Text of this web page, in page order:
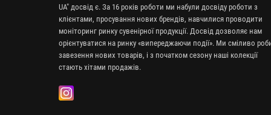
UA" досвід є. За 16 років роботи ми набули досвіду роботи з
клієнтами, просування нових брендів, навчилися проводити
моніторинг ринку сувенірної продукції. Досвід дозволяє нам
орієнтуватися на ринку «випереджаючи події». Ми сміливо
завезення нових товарів, і з початком сезону наші колекції
стають хітами продажів.